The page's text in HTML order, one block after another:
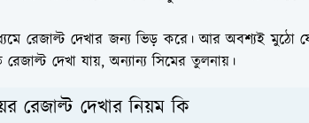
রেজাল্ট দেখার জন্য ভিড় করে। আর অবশ্যই মুঠো
দেখা যায়, অন্যান্য সিমের তুলনায়।
রেজাল্ট দেখার নিয়ম কি